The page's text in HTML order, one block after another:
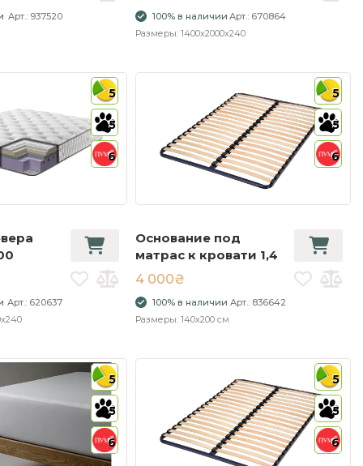
Арт.: 937520 Арт.: 670864
100% в наличии
Размеры: 1400x2000x240
5
5
6
Арт.: 620637
5
5
6
Основание под
матрас к кровати 1,4
4 000₴
Арт.: 836642
100% в наличии
Размеры: 140x200 см
5
5
6
5
5
6